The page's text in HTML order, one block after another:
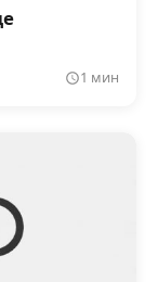
1 мин